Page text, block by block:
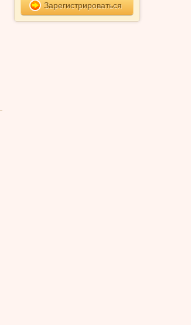
Зарегистрироваться